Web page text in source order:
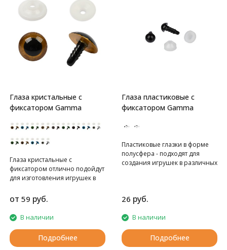
Глаза кристальные с
фиксатором Gamma
Глаза кристальные с
фиксатором отлично подойдут
для изготовления игрушек в
Крепление глазок на материал
обеспечивается фиксатором,
который с натягом надевается
на ребристую ножку/винт с
обратной стороны ткани. В
комплекте пластиковые
от 59 руб.
В наличии
Подробнее
Глаза пластиковые с
фиксатором Gamma
Пластиковые глазки в форме
полусфера - подходят для
создания игрушек в различных
натягом надевается на
обратной стороны ткани. В
фиксаторы для безопасного
крепления.
26 руб.
В наличии
Подробнее